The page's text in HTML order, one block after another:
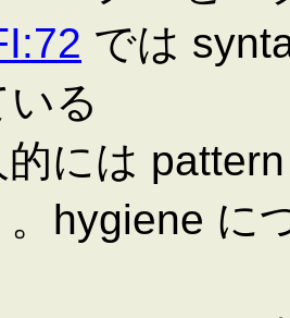
では
いる
的には
。hygiene に